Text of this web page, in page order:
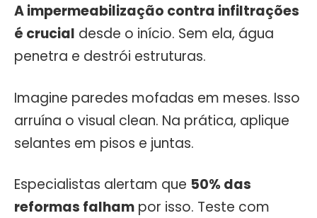
A impermeabilização contra infiltrações
é crucial desde o início. Sem ela, água
penetra e destrói estruturas.
Imagine paredes mofadas em meses. Isso
arruína o visual clean. Na prática, aplique
selantes em pisos e juntas.
Especialistas alertam que 50% das
reformas falham por isso. Teste com